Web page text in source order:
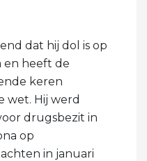
dat hij dol is op
en heeft de
keren
wet. Hij werd
drugsbezit in
op
in januari